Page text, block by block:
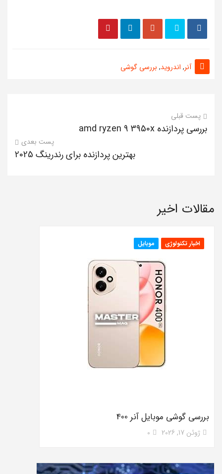
آنر, اندروید, بررسی گوشی
پست قبلی
بررسی پردازنده amd ryzen 9 3950x
پست بعدی
بهترین پردازنده برای رندرینگ 2025
مقالات اخیر
اخبار تکنولوژی موبایل
بررسی گوشی موبایل آنر 400
ژوئن 17, 2026 0